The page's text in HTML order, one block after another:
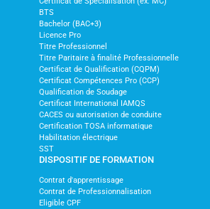
BTS
Bachelor (BAC+3)
Licence Pro
Titre Professionnel
Titre Paritaire à finalité Professionnelle
Certificat de Qualification (CQPM)
Certificat Compétences Pro (CCP)
Qualification de Soudage
Certificat International IAMQS
CACES ou autorisation de conduite
Certification TOSA informatique
Habilitation électrique
SST
DISPOSITIF DE FORMATION
Contrat d'apprentissage
Contrat de Professionnalisation
Eligible CPF